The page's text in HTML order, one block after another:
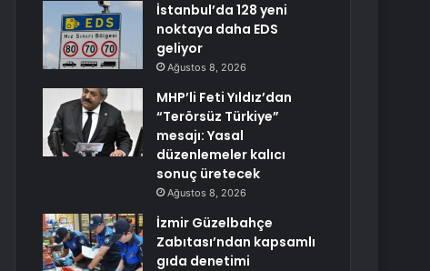
İstanbul’da 128 yeni
noktaya daha EDS
geliyor
Ağustos 8, 2026
MHP’li Feti Yıldız’dan
“Terörsüz Türkiye”
mesajı: Yasal
düzenlemeler kalıcı
sonuç üretecek
Ağustos 8, 2026
İzmir Güzelbahçe
Zabıtası’ndan kapsamlı
gıda denetimi